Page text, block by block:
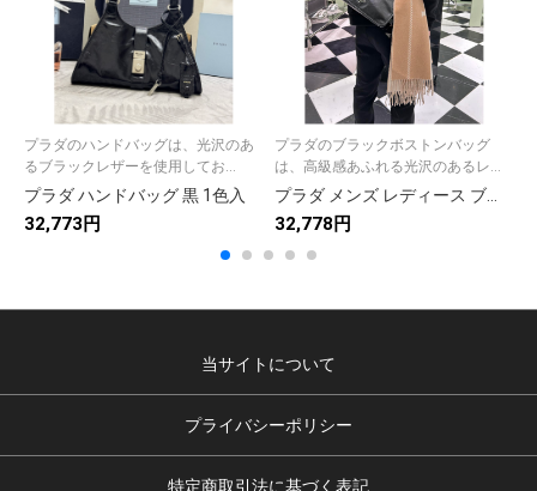
プラダのハンドバッグは、光沢のあ
るブラックレザーを使用してお...
プラダ ハンドバッグ 黒 1色入
32,773円
プラダのブラックボストンバッグ
は、高級感あふれる光沢のあるレ...
32,778円
当サイトについて
プライバシーポリシー
特定商取引法に基づく表記